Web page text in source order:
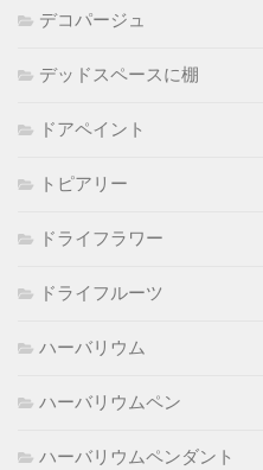
デコパージュ
デッドスペースに棚
ドアペイント
トピアリー
ドライフラワー
ドライフルーツ
ハーバリウム
ハーバリウムペン
ハーバリウムペンダント